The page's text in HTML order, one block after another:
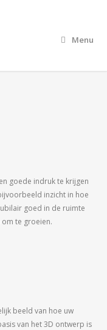
Menu
goede indruk te krijgen
inzicht in hoe
goed in de ruimte
te groeien.
beeld van hoe uw
van het 3D ontwerp is